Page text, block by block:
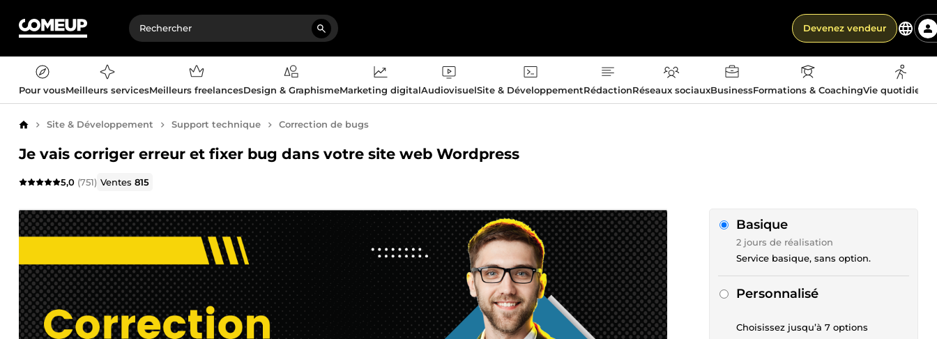
Devenez vendeur
Pour vousMeilleurs servicesMeilleurs freelancesDesign & GraphismeMarketing digitalAudiovisuelSite & DéveloppementRédactionRéseaux sociauxBusinessFormations & CoachingVie
AccueilSite & Développement Support technique Correction de bugs
Je vais corriger erreur et fixer bug dans votre site web Wordpress
5,0 (751) Ventes815
Basique
2 jours de réalisation
Service basique, sans option.
Personnalisé
Choisissez jusqu’à 7 options